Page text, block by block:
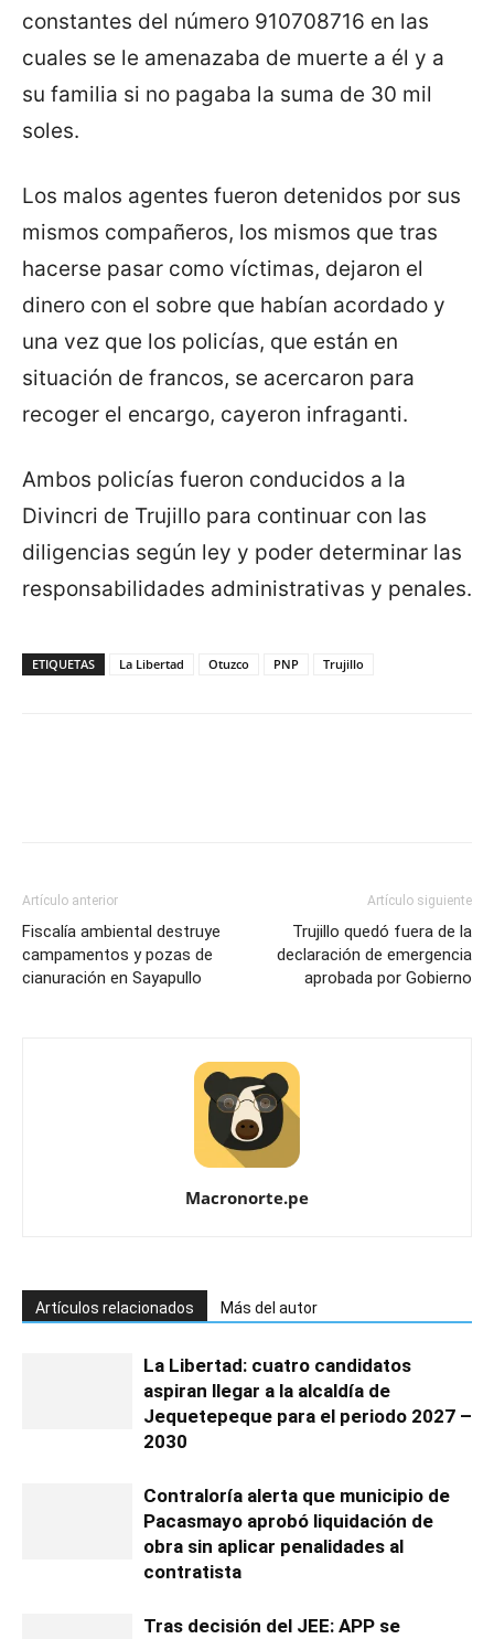
constantes del número 910708716 en las
cuales se le amenazaba de muerte a él y a
su familia si no pagaba la suma de 30 mil
soles.
Los malos agentes fueron detenidos por sus
mismos compañeros, los mismos que tras
hacerse pasar como víctimas, dejaron el
dinero con el sobre que habían acordado y
una vez que los policías, que están en
situación de francos, se acercaron para
recoger el encargo, cayeron infraganti.
Ambos policías fueron conducidos a la
Divincri de Trujillo para continuar con las
diligencias según ley y poder determinar las
responsabilidades administrativas y penales.
ETIQUETAS La Libertad Otuzco PNP Trujillo
Artículo anterior
Fiscalía ambiental destruye
campamentos y pozas de
cianuración en Sayapullo
Artículo siguiente
Trujillo quedó fuera de la
declaración de emergencia
aprobada por Gobierno
Macronorte.pe
Artículos relacionados Más del autor
La Libertad: cuatro candidatos
aspiran llegar a la alcaldía de
Jequetepeque para el periodo 2027 –
2030
Contraloría alerta que municipio de
Pacasmayo aprobó liquidación de
obra sin aplicar penalidades al
contratista
Tras decisión del JEE: APP se